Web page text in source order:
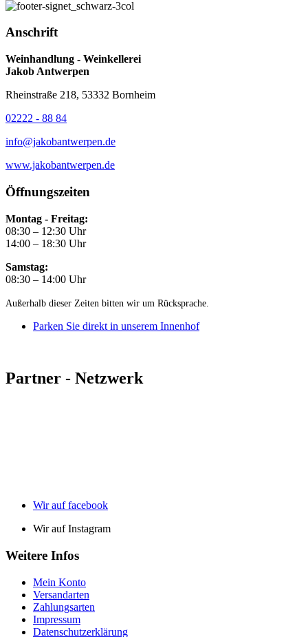
Anschrift
Weinhandlung - Weinkellerei
Jakob Antwerpen
Rheinstraße 218, 53332 Bornheim
02222 - 88 84
info@jakobantwerpen.de
www.jakobantwerpen.de
Öffnungszeiten
Montag - Freitag:
08:30 – 12:30 Uhr
14:00 – 18:30 Uhr
Samstag:
08:30 – 14:00 Uhr
Außerhalb dieser Zeiten bitten wir um Rücksprache.
Parken Sie direkt in unserem Innenhof
Partner - Netzwerk
Wir auf facebook
Wir auf Instagram
Weitere Infos
Mein Konto
Versandarten
Zahlungsarten
Impressum
Datenschutzerklärung